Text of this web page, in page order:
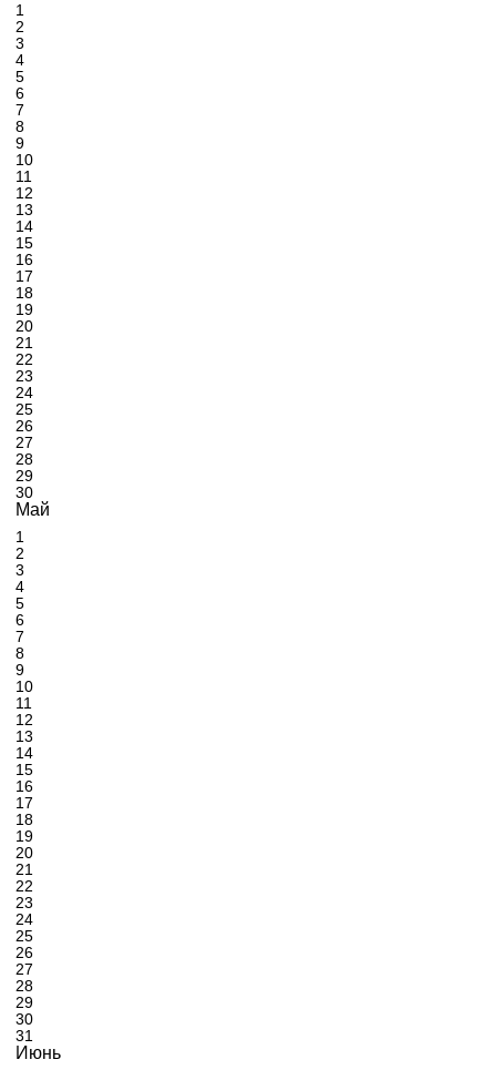
1
2
3
4
5
6
7
8
9
10
11
12
13
14
15
16
17
18
19
20
21
22
23
24
25
26
27
28
29
30
Май
1
2
3
4
5
6
7
8
9
10
11
12
13
14
15
16
17
18
19
20
21
22
23
24
25
26
27
28
29
30
31
Июнь